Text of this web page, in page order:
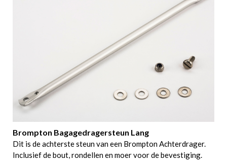
Brompton Bagagedragersteun Lang
Dit is de achterste steun van een Brompton Achterdrager.
Inclusief de bout, rondellen en moer voor de bevestiging.